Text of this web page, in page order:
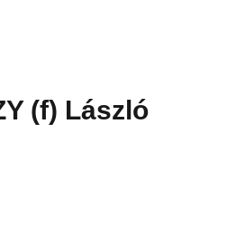
(f) László